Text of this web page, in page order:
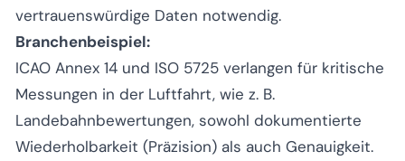
vertrauenswürdige Daten notwendig.
Branchenbeispiel:
ICAO Annex 14 und ISO 5725 verlangen für kritische
Messungen in der Luftfahrt, wie z. B.
Landebahnbewertungen, sowohl dokumentierte
Wiederholbarkeit (Präzision) als auch Genauigkeit.